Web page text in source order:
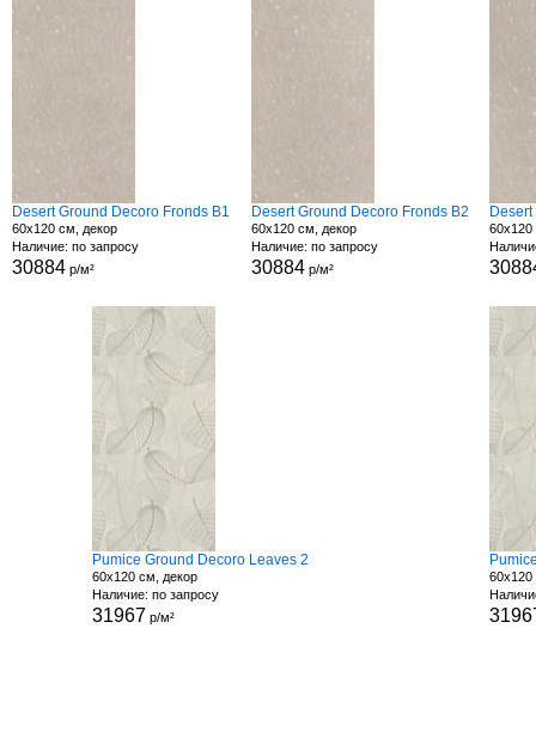
Desert Ground Decoro Fronds B1
60x120 см, декор
Наличие: по запросу
30884 р/м²
Desert Ground Decoro Fronds B2
60x120 см, декор
Наличие: по запросу
30884р/м²
60x120
Pumice Ground Decoro Leaves 2
60x120 см, декор
Наличие: по запросу
31967 р/м²
60x120